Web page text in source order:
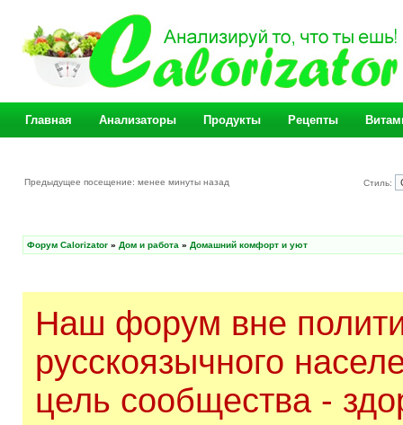
Главная Анализаторы Продукты Рецепты
Предыдущее посещение: менее минуты назад Стиль:
Форум Calorizator » Дом и работа » Домашний комфорт и уют
Наш форум вне
русскоязычного
цель сообщества -